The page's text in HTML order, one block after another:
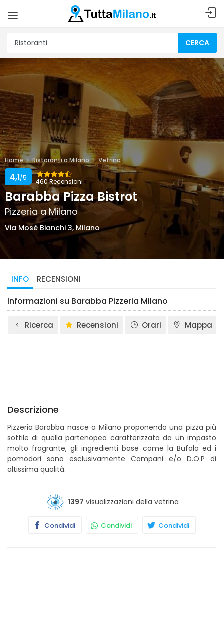
CERCA
Home Ristoranti a Milano Vetrina
460 Recensioni
4,1/5
Barabba Pizza Bistrot
Pizzeria a Milano
Via Mosè Bianchi 3, Milano
INFO RECENSIONI
Informazioni su Barabba Pizzeria Milano
Ricerca Recensioni Orari Mappa
Descrizione
Pizzeria Barabba nasce a Milano proponendo una pizza più
sottile di quella partenopea caratterizzata da un impasto
molto fragrante, gli ingredienti base come la Bufala ed i
pomodori sono esclusivamente Campani e/o D.O.P di
altissima qualità.
1397 visualizzazioni della vetrina
Condividi Condividi Condividi